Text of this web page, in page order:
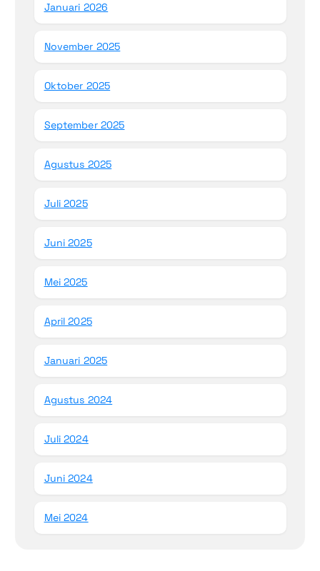
Januari 2026
November 2025
Oktober 2025
September 2025
Agustus 2025
Juli 2025
Juni 2025
Mei 2025
April 2025
Januari 2025
Agustus 2024
Juli 2024
Juni 2024
Mei 2024